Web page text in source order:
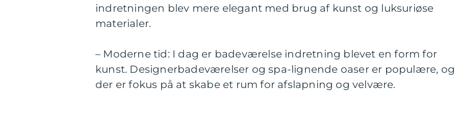
indretningen blev mere elegant med brug af kunst og luksuriøse
materialer.
– Moderne tid: I dag er badeværelse indretning blevet en form for
kunst. Designerbadeværelser og spa-lignende oaser er populære, og
der er fokus på at skabe et rum for afslapning og velvære.